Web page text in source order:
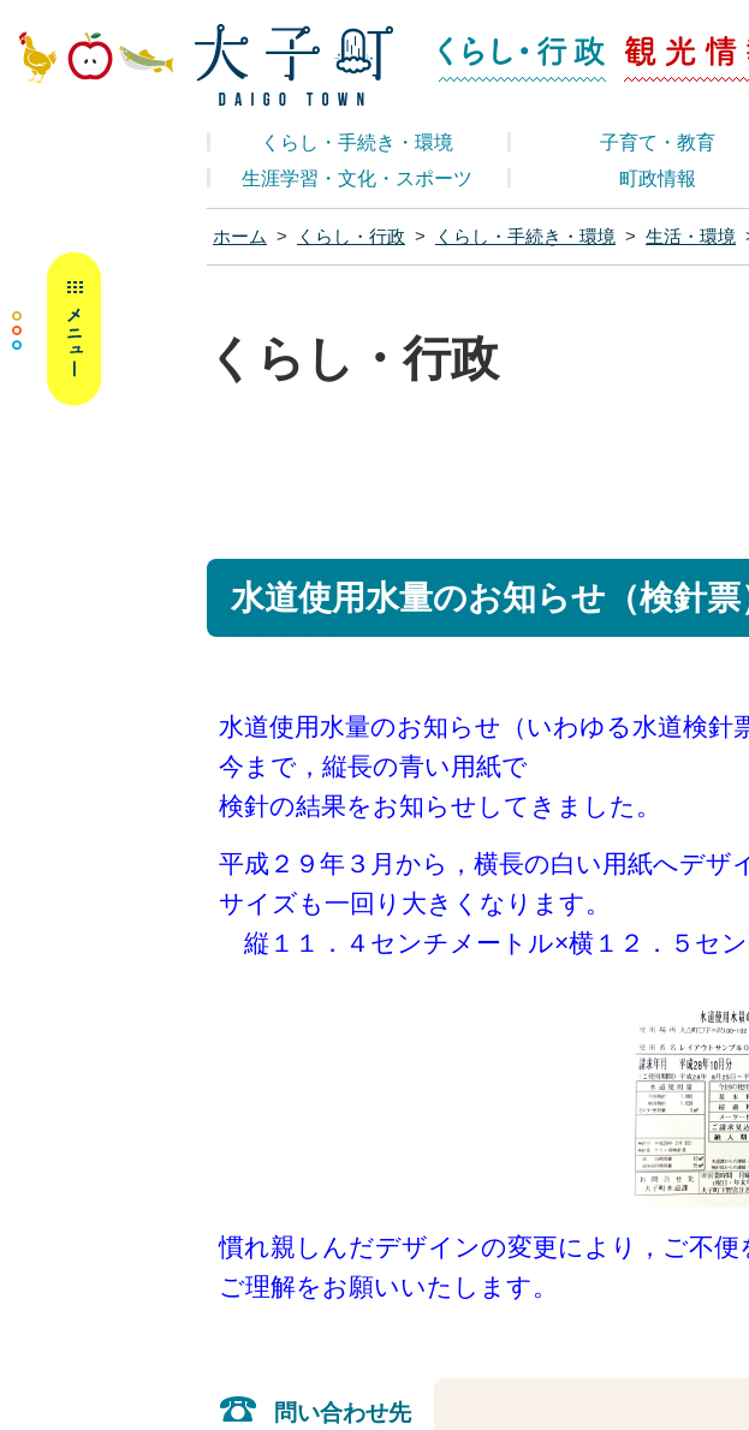
大子町ホームページ くらし・行政
くらし・行政
くらし・手続き・環境 子育て・教育
生涯学習・文化・スポーツ
町政情報
ホーム > くらし・行政 > くらし・手続き・環境 > 生活・環境
くらし・行政
水道使用水量のお知らせ（検針
水道使用水量のお知らせ（いわゆる水道検針
今まで，縦長の青い用紙で
検針の結果をお知らせしてきました。
平成２９年３月から，横長の白い用紙へデザ
サイズも一回り大きくなります。
縦１１．４センチメートル×横１２．５セ
慣れ親しんだデザインの変更により，ご不便
ご理解をお願いいたします。
問い合わせ先